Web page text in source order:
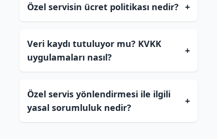
Özel servisin ücret politikası nedir? +
Veri kaydı tutuluyor mu? KVKK
uygulamaları nasıl?
+
Özel servis yönlendirmesi ile ilgili
yasal sorumluluk nedir?
+